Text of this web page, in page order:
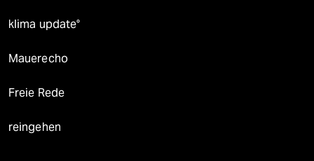
klima update°
Mauerecho
Freie Rede
reingehen